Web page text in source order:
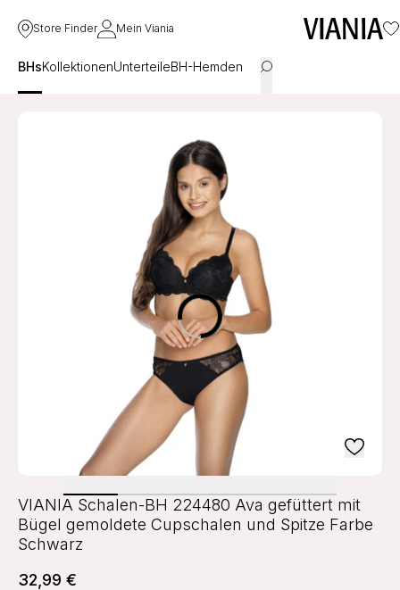
Store Finder Mein Viania
BHsKollektionenUnterteileBH-Hemden
VIANIA Schalen-BH 224480 Ava gefüttert mit
Bügel gemoldete Cupschalen und Spitze Farbe
Schwarz
32,99 €